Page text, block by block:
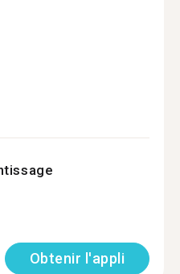
Obtenir l'appli